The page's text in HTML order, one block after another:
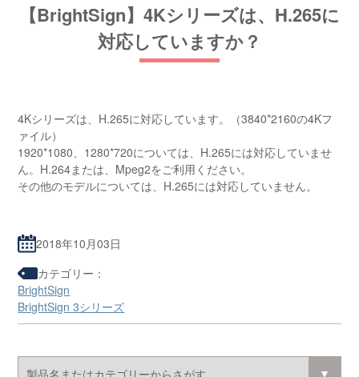
【BrightSign】4Kシリーズは、H.265に
対応していますか？
4Kシリーズは、H.265に対応しています。（3840*2160の4Kフ
ァイル）
1920*1080、1280*720については、H.265には対応していませ
ん。H.264または、Mpeg2をご利用ください。
その他のモデルについては、H.265には対応していません。
2018年10月03日
カテゴリー：
BrightSign
BrightSign 3シリーズ